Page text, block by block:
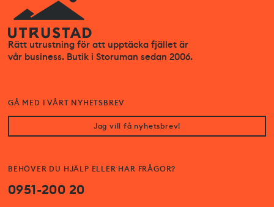
Rätt utrustning för att upptäcka fjället är
vår business. Butik i Storuman sedan 2006.
BEHÖVER DU HJÄLP ELLER HAR FRÅGOR?
0951-200 20
GÅ MED I VÅRT NYHETSBREV
Jag vill få nyhetsbrev!